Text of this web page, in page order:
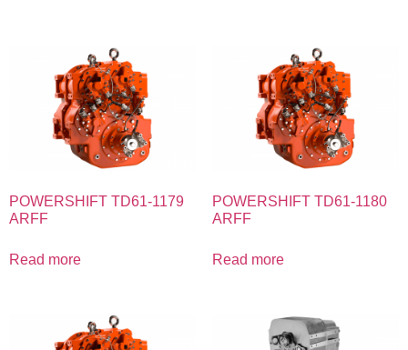
POWERSHIFT TD61-1179
ARFF
Read more
POWERSHIFT TD61-1180
ARFF
Read more